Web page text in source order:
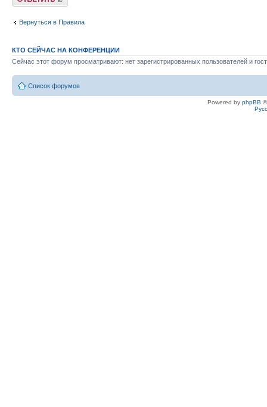
Вернуться в Правила
КТО СЕЙЧАС НА КОНФЕРЕНЦИИ
Сейчас этот форум просматривают: нет зарегистрированных пользователей и
Список форумов
Powered by phpBB